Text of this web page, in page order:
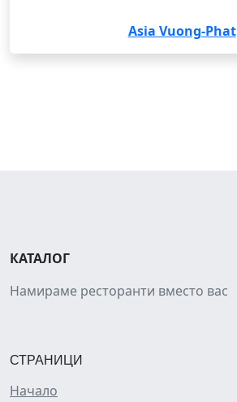
Asia Vuong-Phat
КАТАЛОГ
Намираме ресторанти вместо вас
СТРАНИЦИ
Начало